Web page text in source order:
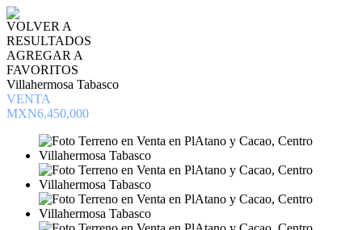
VOLVER A
RESULTADOS
AGREGAR A
FAVORITOS
Villahermosa Tabasco
VENTA
MXN6,450,000